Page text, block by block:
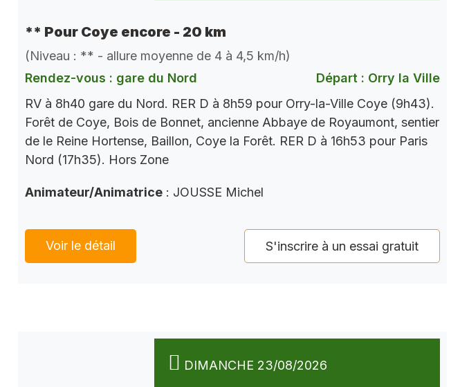
** Pour Coye encore - 20 km
(Niveau : ** - allure moyenne de 4 à 4,5 km/h)
Rendez-vous : gare du Nord
Départ : Orry la Ville
RV à 8h40 gare du Nord. RER D à 8h59 pour Orry-la-Ville Coye (9h43).
Forêt de Coye, Bois de Bonnet, ancienne Abbaye de Royaumont, sentier
de le Reine Hortense, Baillon, Coye la Forêt. RER D à 16h53 pour Paris
Nord (17h35). Hors Zone
Animateur/Animatrice : JOUSSE Michel
Voir le détail S'inscrire à un essai gratuit
DIMANCHE 23/08/2026